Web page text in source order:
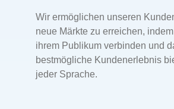
Wir ermöglichen unseren
neue Märkte zu erreichen,
ihrem Publikum verbinden und
bestmögliche Kundenerlebnis
jeder Sprache.